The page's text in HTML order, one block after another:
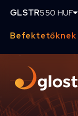
GLSTR550 HUF
Befektetőknek